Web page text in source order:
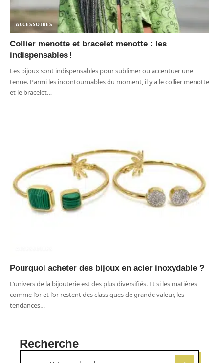
ACCESSOIRES
Collier menotte et bracelet menotte : les
indispensables !
Les bijoux sont indispensables pour sublimer ou accentuer une
tenue. Parmi les incontournables du moment, il y a le collier menotte
et le bracelet…
Pourquoi acheter des bijoux en acier inoxydable ?
L’univers de la bijouterie est des plus diversifiés. Et si les matières
comme l’or et l’or restent des classiques de grande valeur, les
tendances…
Recherche